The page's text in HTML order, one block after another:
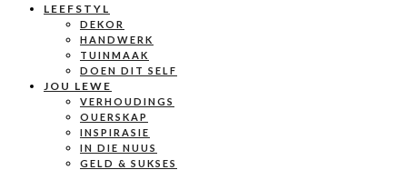
LEEFSTYL
DEKOR
HANDWERK
TUINMAAK
DOEN DIT SELF
JOU LEWE
VERHOUDINGS
OUERSKAP
INSPIRASIE
IN DIE NUUS
GELD & SUKSES